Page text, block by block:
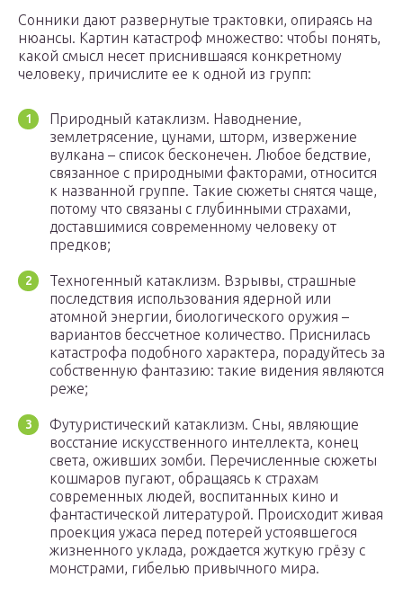
Сонники дают развернутые трактовки, опираясь на
нюансы. Картин катастроф множество: чтобы понять,
какой смысл несет приснившаяся конкретному
человеку, причислите ее к одной из групп:
Природный катаклизм. Наводнение,
землетрясение, цунами, шторм, извержение
вулкана – список бесконечен. Любое бедствие,
связанное с природными факторами, относится
к названной группе. Такие сюжеты снятся чаще,
потому что связаны с глубинными страхами,
доставшимися современному человеку от
предков;
Техногенный катаклизм. Взрывы, страшные
последствия использования ядерной или
атомной энергии, биологического оружия –
вариантов бессчетное количество. Приснилась
катастрофа подобного характера, порадуйтесь за
собственную фантазию: такие видения являются
реже;
Футуристический катаклизм. Сны, являющие
восстание искусственного интеллекта, конец
света, оживших зомби. Перечисленные сюжеты
кошмаров пугают, обращаясь к страхам
современных людей, воспитанных кино и
фантастической литературой. Происходит живая
проекция ужаса перед потерей устоявшегося
жизненного уклада, рождается жуткую грёзу с
монстрами, гибелью привычного мира.